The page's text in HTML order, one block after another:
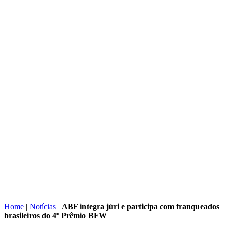
Home | Notícias | ABF integra júri e participa com franqueados
brasileiros do 4º Prêmio BFW